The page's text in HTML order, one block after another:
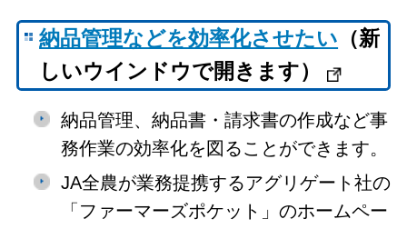
納品管理などを効率化させたい （新
しいウインドウで開きます）
納品管理、納品書・請求書の作成など事
務作業の効率化を図ることができます。
JA全農が業務提携するアグリゲート社の
「ファーマーズポケット」のホームペー